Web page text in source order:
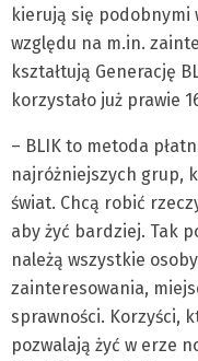
kierują się podobnymi
względu na m.in.
kształtują Generację
korzystało już prawie
– BLIK to metoda
najróżniejszych grup,
świat. Chcą robić
aby żyć bardziej. Tak
należą wszystkie
zainteresowania,
sprawności. Korzyści,
pozwalają żyć w erze